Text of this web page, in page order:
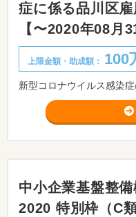
症に係る品川区
【〜2020年08月
上限金額・助成額： 100
中小企業基盤整
2020 特別枠（C